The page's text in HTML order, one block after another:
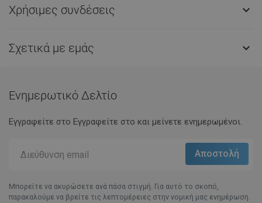
Χρήσιμες συνδέσεις 
Σχετικά με εμάς 
Ενημερωτικό Δελτίο
Εγγραφείτε στο Eγγραφείτε στο και μείνετε ενημερωμένοι.
Μπορείτε να ακυρώσετε ανά πάσα στιγμή. Για αυτό το σκοπό,
παρακαλούμε να βρείτε τις λεπτομέρειες στην νομική μας ενημέρωση.